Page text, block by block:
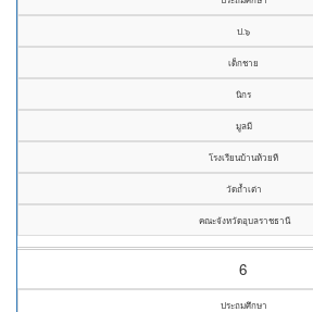
ป.๖
เด็กชาย
นิกร
มูลมี
โรงเรียนบ้านห้วยที
วัดถ้ำเต่า
คณะจังหวัดอุบลราชธานี
6
ประถมศึกษา